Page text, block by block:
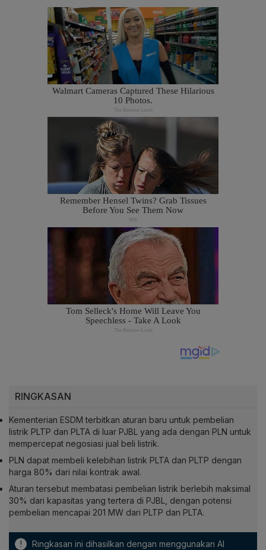
RINGKASAN
Kementerian ESDM terbitkan aturan baru untuk pembelian
listrik PLTP dan PLTA di luar PJBL yang ada dengan PLN untuk
mempercepat negosiasi jual beli listrik.
PLN dapat membeli kelebihan listrik PLTA dan PLTP dengan
harga 80% dari nilai kontrak awal.
Aturan tersebut membatasi pembelian listrik berlebih maksimal
30% dari kapasitas yang tertera di PJBL, dengan potensi
pembelian mencapai 201 MW dari PLTP dan PLTA.
! Ringkasan ini dihasilkan dengan menggunakan AI